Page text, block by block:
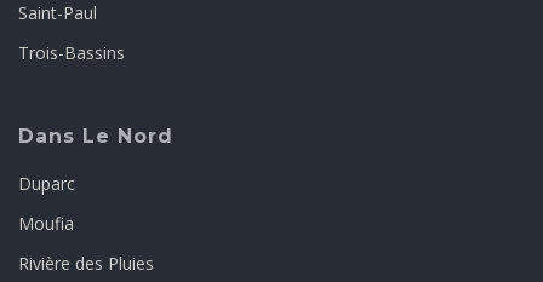
Saint-Paul
Trois-Bassins
Dans Le Nord
Duparc
Moufia
Rivière des Pluies